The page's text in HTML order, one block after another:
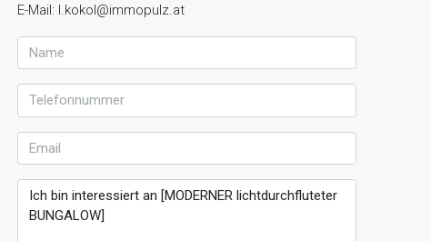
E-Mail: l.kokol@immopulz.at